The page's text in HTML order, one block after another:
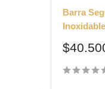
Barra
Precio
venta